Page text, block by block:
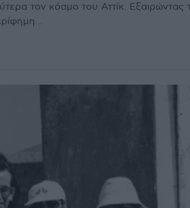
τον κόσμο του Αττίκ.